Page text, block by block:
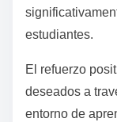
estudiantes.
El refuerzo
deseados a
entorno de